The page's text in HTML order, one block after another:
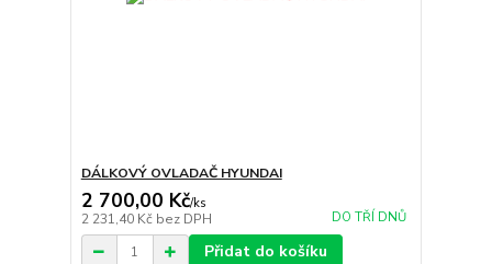
DÁLKOVÝ OVLADAČ HYUNDAI
2 700,00 Kč/ks
2 231,40 Kč bez DPH DO TŘÍ DNŮ
Přidat do košíku